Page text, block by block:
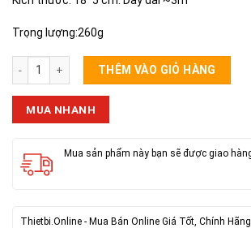
Trọng lượng:260g
MIC KARAOKE MQ-104 số lượng
THÊM VÀO GIỎ HÀNG
MUA NHANH
Mua sản phẩm này bạn sẽ được giao
Thietbi.Online - Mua Bán Online Giá Tốt, Chính